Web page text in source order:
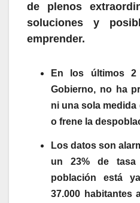
de plenos
soluciones y
emprender.
En los últimos
Gobierno, no ha
ni una sola
o frene la
Los datos son
un 23% de
población está
37.000 habitantes